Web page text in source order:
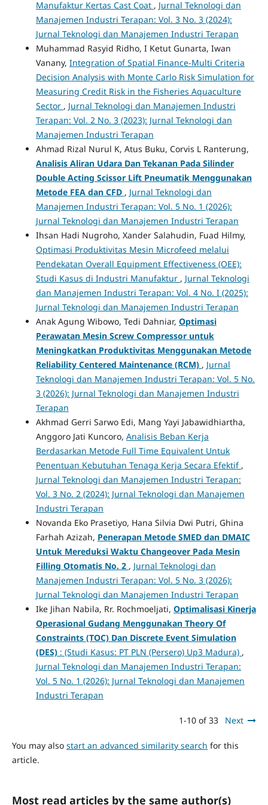
Manufaktur Kertas Cast Coat , Jurnal Teknologi dan
Manajemen Industri Terapan: Vol. 3 No. 3 (2024):
Jurnal Teknologi dan Manajemen Industri Terapan
Muhammad Rasyid Ridho, I Ketut Gunarta, Iwan
Vanany, Integration of Spatial Finance-Multi Criteria
Decision Analysis with Monte Carlo Risk Simulation for
Measuring Credit Risk in the Fisheries Aquaculture
Sector , Jurnal Teknologi dan Manajemen Industri
Terapan: Vol. 2 No. 3 (2023): Jurnal Teknologi dan
Manajemen Industri Terapan
Ahmad Rizal Nurul K, Atus Buku, Corvis L Ranterung,
Analisis Aliran Udara Dan Tekanan Pada Silinder
Double Acting Scissor Lift Pneumatik Menggunakan
Metode FEA dan CFD , Jurnal Teknologi dan
Manajemen Industri Terapan: Vol. 5 No. 1 (2026):
Jurnal Teknologi dan Manajemen Industri Terapan
Ihsan Hadi Nugroho, Xander Salahudin, Fuad Hilmy,
Optimasi Produktivitas Mesin Microfeed melalui
Pendekatan Overall Equipment Effectiveness (OEE):
Studi Kasus di Industri Manufaktur , Jurnal Teknologi
dan Manajemen Industri Terapan: Vol. 4 No. I (2025):
Jurnal Teknologi dan Manajemen Industri Terapan
Anak Agung Wibowo, Tedi Dahniar, Optimasi
Perawatan Mesin Screw Compressor untuk
Meningkatkan Produktivitas Menggunakan Metode
Reliability Centered Maintenance (RCM) , Jurnal
Teknologi dan Manajemen Industri Terapan: Vol. 5 No.
3 (2026): Jurnal Teknologi dan Manajemen Industri
Terapan
Akhmad Gerri Sarwo Edi, Mang Yayi Jabawidhiartha,
Anggoro Jati Kuncoro, Analisis Beban Kerja
Berdasarkan Metode Full Time Equivalent Untuk
Penentuan Kebutuhan Tenaga Kerja Secara Efektif ,
Jurnal Teknologi dan Manajemen Industri Terapan:
Vol. 3 No. 2 (2024): Jurnal Teknologi dan Manajemen
Industri Terapan
Novanda Eko Prasetiyo, Hana Silvia Dwi Putri, Ghina
Farhah Azizah, Penerapan Metode SMED dan DMAIC
Untuk Mereduksi Waktu Changeover Pada Mesin
Filling Otomatis No. 2 , Jurnal Teknologi dan
Manajemen Industri Terapan: Vol. 5 No. 3 (2026):
Jurnal Teknologi dan Manajemen Industri Terapan
Ike Jihan Nabila, Rr. Rochmoeljati, Optimalisasi Kinerja
Operasional Gudang Menggunakan Theory Of
Constraints (TOC) Dan Discrete Event Simulation
(DES) : (Studi Kasus: PT PLN (Persero) Up3 Madura) ,
Jurnal Teknologi dan Manajemen Industri Terapan:
Vol. 5 No. 1 (2026): Jurnal Teknologi dan Manajemen
Industri Terapan
1-10 of 33 Next
You may also start an advanced similarity search for this
article.
Most read articles by the same author(s)